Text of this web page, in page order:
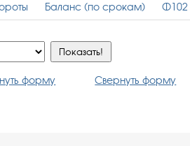
Баланс (по срокам) Ф102
форму Свернуть форму